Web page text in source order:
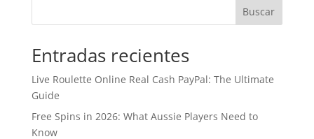
Buscar
Entradas recientes
Live Roulette Online Real Cash PayPal: The Ultimate
Guide
Free Spins in 2026: What Aussie Players Need to
Know